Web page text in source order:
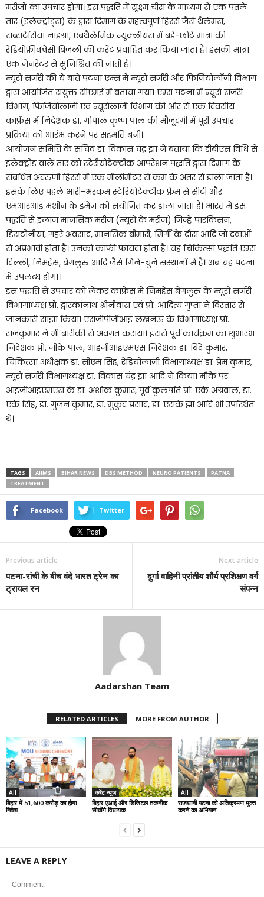
मरीजों का उपचार होगा। इस पद्धति में सूक्ष्म चीरा के माध्यम से एक पतले
तार (इलेक्ट्रोड्स) के द्वारा दिमाग के महत्वपूर्ण हिस्से जैसे थैलेमस,
सब्सटेंसिया नाइग्रा, एबथैलेमिक न्यूक्लीयस में बड़े-छोटे मात्रा की
रेडियोफ्रीक्वेंसी बिजली की करेंट प्रवाहित कर किया जाता है। इसकी मात्रा
एक जेनरेटर से सुनिश्चित की जाती है।
न्यूरो सर्जरी की ये बातें पटना एम्स में न्यूरो सर्जरी और फिजियोलॉजी विभाग
द्वारा आयोजित संयुक्त सीएमई में बताया गया। एम्स पटना में न्यूरो सर्जरी
विभाग, फिजियोलाजी एवं न्यूरोलाजी विभाग की ओर से एक दिवसीय
कांफ्रेंस में निदेशक डा. गोपाल कृष्ण पाल की मौजूदगी में पूरी उपचार
प्रक्रिया को आरंभ करने पर सहमति बनी।
आयोजन समिति के सचिव डा. विकास चंद्र झा ने बताया कि डीबीएस विधि से
इलेक्ट्रोड वाले तार को स्टेरीयोटेक्टीक आपरेशन पद्धति द्वारा दिमाग के
संबंधित अंदरुणी हिस्से में एक मीलीमीटर से कम के अंतर से डाला जाता है।
इसके लिए पहले भारी-भरकम स्टेरियोटेक्टीक फ्रेम से सीटी और
एमआरआइ मशीन के इमेज को संयोजित कर डाला जाता है। भारत में इस
पद्धति से इलाज मानसिक मरीज (न्यूरो के मरीज) जिन्हे पारकिंसन,
डिसटोनीया, गहरे अवसाद, मानसिक बीमारी, मिर्गी के दौरा आदि जो दवाओं
से अप्रभावी होता है। उनको काफी फायदा होता है। यह चिकित्सा पद्धति एम्स
दिल्ली, निमहेंस, बेंगलुरु आदि जैसे गिने-चुने संस्थानों में है। अब यह पटना
में उपलब्ध होगा।
इस पद्धति से उपचार को लेकर कांफ्रेंस में निमहेंस बेंगलुरु के न्यूरो सर्जरी
विभागाध्यक्ष प्रो. द्वारकानाथ श्रीनीवास एवं प्रो. आदित्य गुप्ता ने विस्तार से
जानकारी साझा किया। एसजीपीजीआइ लखनऊ के विभागाध्यक्ष प्रो.
राजकुमार ने भी बारीकी से अवगत कराया। इससे पूर्व कार्यक्रम का शुभारंभ
निदेशक प्रो. जीके पाल, आइजीआइएमएस निदेशक डा. बिंदे कुमार,
चिकित्सा अधीक्षक डा. सीएम सिंह, रेडियोलाजी विभागाध्यक्ष डा. प्रेम कुमार,
न्यूरो सर्जरी विभागध्यक्ष डा. विकास चंद्र झा आदि ने किया। मौके पर
आइजीआइएमएस के डा. अशोक कुमार, पूर्व कुलपति प्रो. एके अग्रवाल, डा.
एके सिंह, डा. गुंजन कुमार, डा. मुकुंद प्रसाद, डा. एसके झा आदि भी उपस्थित
थे।
TAGS AIIMS BIHAR NEWS DBS METHOD NEURO PATIENTS
PATNA
TREATMENT
Facebook Twitter
Previous article
पटना-रांची के बीच वंदे भारत ट्रेन का
ट्रायल रन
Next article
दुर्गा वाहिनी प्रांतीय शौर्य प्रशिक्षण वर्ग
संपन्न
Aadarshan Team
RELATED ARTICLES MORE FROM AUTHOR
All
बिहार में 51,600 करोड़ का होगा
निवेश
करेंट न्यूज़
बिहार:एआई और डिजिटल तकनीक
सीखेंगे विधायक
All
राजधानी पटना को अतिक्रमण मुक्त
करने का अभियान
LEAVE A REPLY